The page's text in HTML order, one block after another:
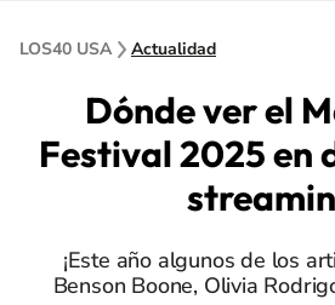
LOS40 USA Actualidad
Dónde ver el
Festival 2025 en
¡Este año algunos de los
Benson Boone, Olivia